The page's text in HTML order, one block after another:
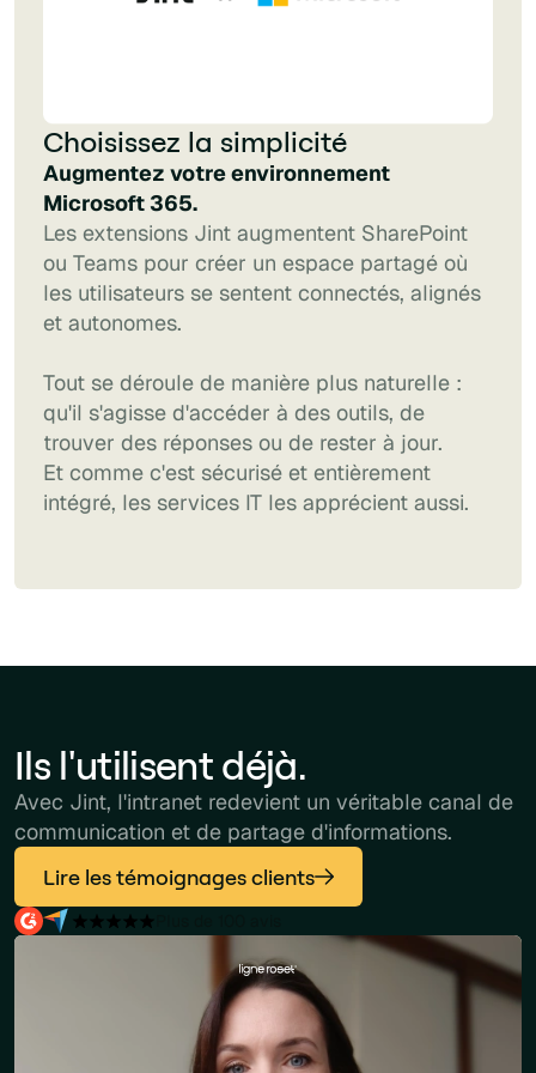
Choisissez la simplicité
Augmentez votre environnement
Microsoft 365.
Les extensions Jint augmentent SharePoint
ou Teams pour créer un espace partagé où
les utilisateurs se sentent connectés, alignés
et autonomes.
Tout se déroule de manière plus naturelle :
qu'il s'agisse d'accéder à des outils, de
trouver des réponses ou de rester à jour.
Et comme c'est sécurisé et entièrement
intégré, les services IT les apprécient aussi.
Ils l'utilisent déjà.
Avec Jint, l'intranet redevient un véritable canal de
communication et de partage d'informations.
Lire les témoignages clients